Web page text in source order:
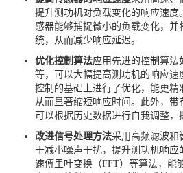
提升测功机对负载变化的响应速度
感器能够捕捉微小的负载变化，并
统，从而减少响应延迟。
优化控制算法应用先进的控制算法
等，可以大幅提高测功机的响应速
控制的基础上进行了优化，能更精
从而显著缩短响应时间。此外，
可以根据历史数据进行自我调整，
改进信号处理方法采用高频滤波和
于减小噪声干扰，提升测功机响应
速傅里叶变换（FFT）等算法，能